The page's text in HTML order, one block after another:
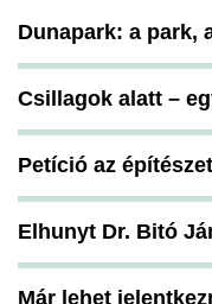
Dunapark: a park,
Csillagok alatt –
Petíció az
Elhunyt Dr. Bitó
Már lehet